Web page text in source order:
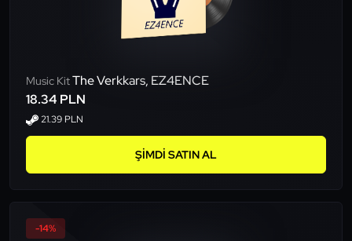
Music KitThe Verkkars, EZ4ENCE
18.34 PLN
21.39 PLN
ŞIMDI SATIN AL
-14%